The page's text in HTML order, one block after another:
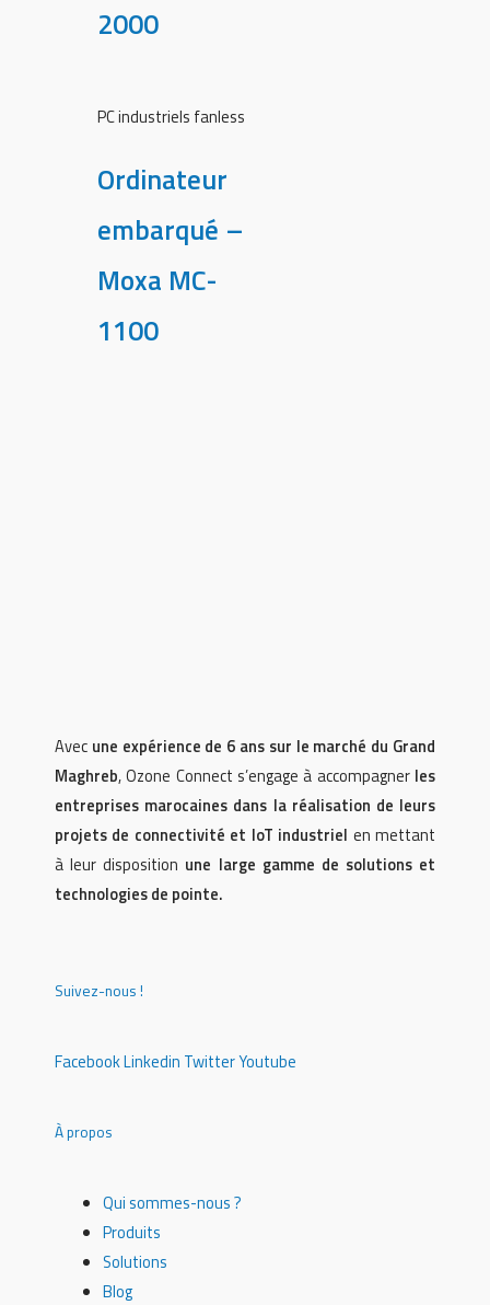
2000
PC industriels fanless
Ordinateur
embarqué –
Moxa MC-
1100
Avec une expérience de 6 ans sur le marché du Grand
Maghreb, Ozone Connect s’engage à accompagner les
entreprises marocaines dans la réalisation de leurs
projets de connectivité et IoT industriel en mettant
à leur disposition une large gamme de solutions et
technologies de pointe.
Suivez-nous !
FacebookLinkedin TwitterYoutube
À propos
Qui sommes-nous ?
Produits
Solutions
Blog